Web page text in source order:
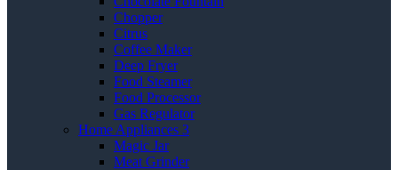
Chopper
Citrus
Coffee Maker
Deep Fryer
Food Steamer
Food Processor
Gas Regulator
Home Appliances 3
Magic Jar
Meat Grinder